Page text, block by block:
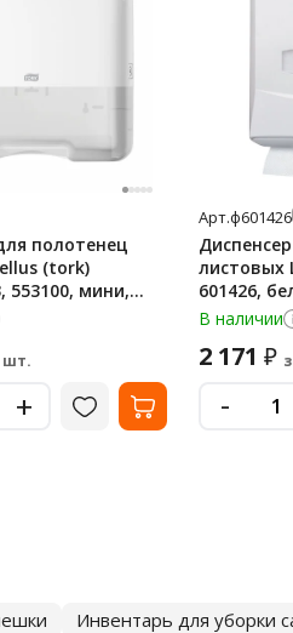
полотенец
(tork)
553100, мини,
шт.
+
Арт.ф601426
листовых
601426,
В наличии
2 171 ₽
-
Инвентарь для уборки